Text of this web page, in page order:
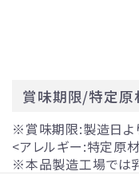
賞味期限/特定原
※賞味期限:製造日よ
<アレルギー:特定原
※本品製造工場では乳
羊羹
ファ
杵屋の冷